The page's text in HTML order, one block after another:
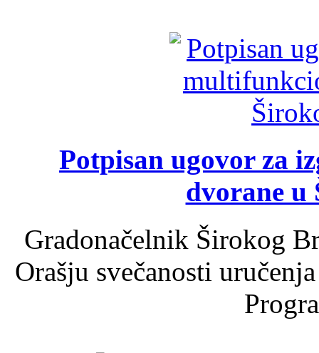
Potpisan ugovor za
dvorane u
Gradonačelnik Širokog
Orašju svečanosti